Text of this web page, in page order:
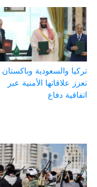
تركيا والسعودية وباكستان
تعزز علاقاتها الأمنية عبر
اتفاقية دفاع